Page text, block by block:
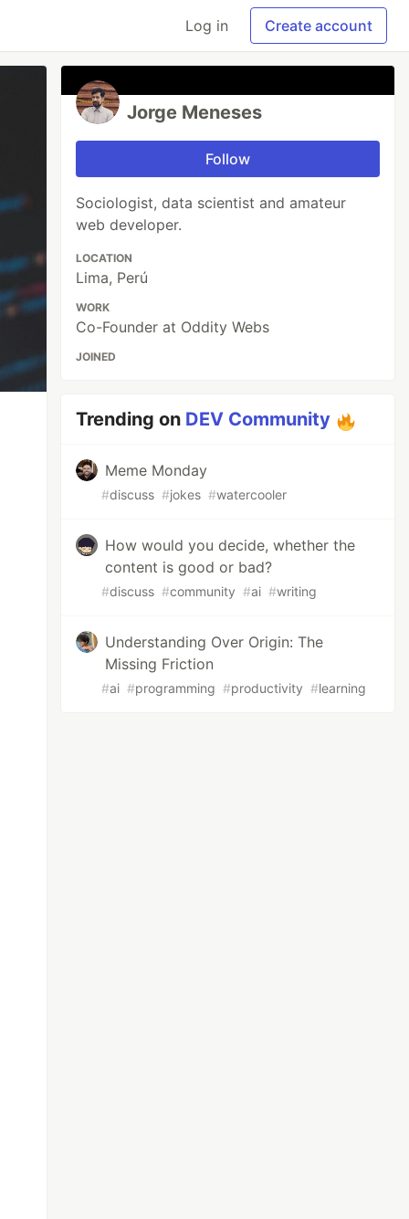
Log in Create account
Jorge Meneses
Follow
Sociologist, data scientist and amateur
web developer.
LOCATION
Lima, Perú
WORK
Co-Founder at Oddity Webs
JOINED
Trending on DEV Community
Meme Monday
#discuss #jokes #watercooler
How would you decide, whether the
content is good or bad?
#discuss #community #ai #writing
Understanding Over Origin: The
Missing Friction
#ai #programming #productivity #learning